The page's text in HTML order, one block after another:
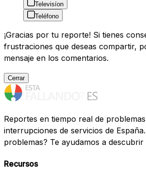
Televisíon
Teléfono
¡Gracias por tu reporte! Si tienes
frustraciones que deseas compartir,
mensaje en los comentarios.
Cerrar
Reportes en tiempo real de
interrupciones de servicios de
problemas? Te ayudamos a
Recursos